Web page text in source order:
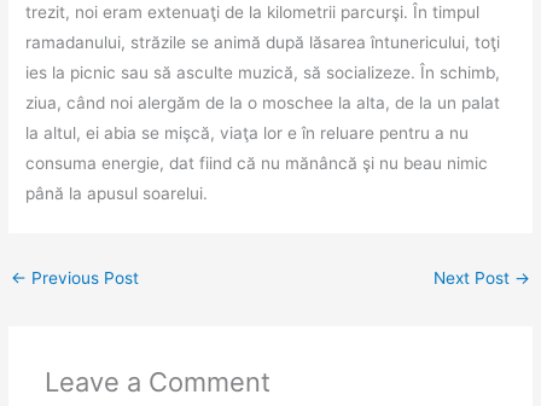
trezit, noi eram extenuaţi de la kilometrii parcurşi. În timpul
ramadanului, străzile se animă după lăsarea întunericului, toţi
ies la picnic sau să asculte muzică, să socializeze. În schimb,
ziua, când noi alergăm de la o moschee la alta, de la un palat
la altul, ei abia se mişcă, viaţa lor e în reluare pentru a nu
consuma energie, dat fiind că nu mănâncă şi nu beau nimic
până la apusul soarelui.
← Previous Post Next Post →
Leave a Comment